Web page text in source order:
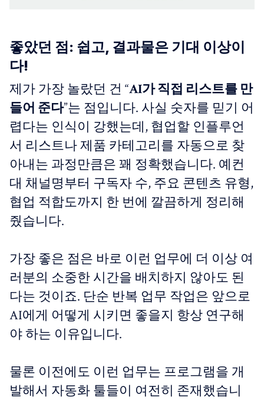
좋았던 점: 쉽고, 결과물은 기대 이상이
다!
제가 가장 놀랐던 건 “AI가 직접 리스트를 만
들어 준다”는 점입니다. 사실 숫자를 믿기 어
렵다는 인식이 강했는데, 협업할 인플루언
서 리스트나 제품 카테고리를 자동으로 찾
아내는 과정만큼은 꽤 정확했습니다. 예컨
대 채널명부터 구독자 수, 주요 콘텐츠 유형,
협업 적합도까지 한 번에 깔끔하게 정리해
줬습니다.
가장 좋은 점은 바로 이런 업무에 더 이상 여
러분의 소중한 시간을 배치하지 않아도 된
다는 것이죠. 단순 반복 업무 작업은 앞으로
AI에게 어떻게 시키면 좋을지 항상 연구해
야 하는 이유입니다.
물론 이전에도 이런 업무는 프로그램을 개
발해서 자동화 툴들이 여전히 존재했습니